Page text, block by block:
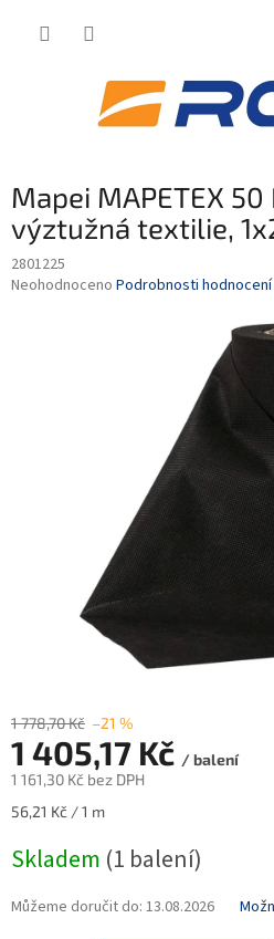
Mapei MAPETEX
výztužná textilie,
2801225
Průměrné
Neohodnoceno Podrobnosti hodnocení
1 778,70 Kč –21 %
1 405,17 Kč / balení
1 161,30 Kč bez DPH
Měrná
56,21 Kč / 1 m
Skladem (1 balení)
Můžeme doručit do: 13.08.2026